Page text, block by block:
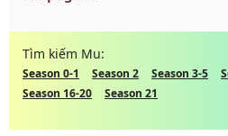
Tìm kiếm Mu:
Season 0-1 Season 2 Season 3-5
Season 16-20
Season 21